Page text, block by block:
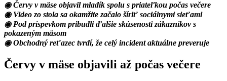
◉ Červy v mäse objavil mladík spolu s priateľkou počas večere
◉ Video zo stola sa okamžite začalo šíriť sociálnymi sieťami
◉ Pod príspevkom pribudli ďalšie skúsenosti zákazníkov s
pokazeným mäsom
◉ Obchodný reťazec tvrdí, že celý incident aktuálne preveruje
Červy v mäse objavili až počas večere